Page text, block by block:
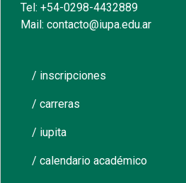
Tel: +54-0298-4432889
Mail: contacto@iupa.edu.ar
/ inscripciones
/ carreras
/ iupita
/ calendario académico